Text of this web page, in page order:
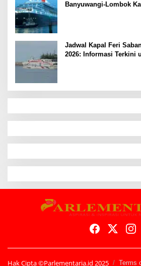
Banyuwangi-Lombok
Jadwal Kapal Feri
2026: Informasi Terkini
Hak Cipta ©Parlementaria.id 2025 Terms